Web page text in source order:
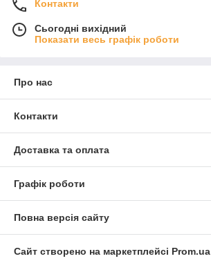
Контакти
Сьогодні вихідний
Показати весь графік роботи
Про нас
Контакти
Доставка та оплата
Графік роботи
Повна версія сайту
Сайт створено на маркетплейсі Prom.ua